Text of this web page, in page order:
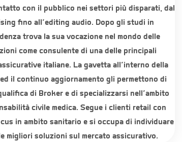
con il pubblico nei settori più disparati, dal
fino all’editing audio. Dopo gli studi in
trova la sua vocazione nel mondo delle
come consulente di una delle principali
italiane. La gavetta all’interno della
il continuo aggiornamento gli permettono di
di Broker e di specializzarsi nell’ambito
civile medica. Segue i clienti retail con
in ambito sanitario e si occupa di individuare
migliori soluzioni sul mercato assicurativo.